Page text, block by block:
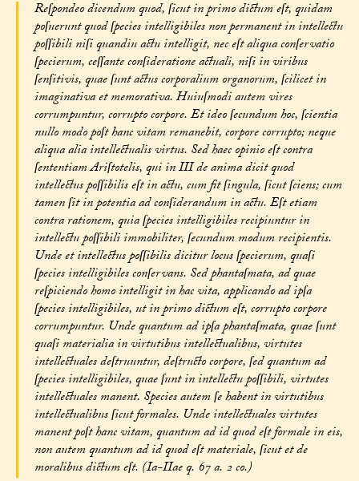
Reſpondeo dicendum quod, ſicut in primo dictum eſt, quidam
poſuerunt quod ſpecies intelligibiles non permanent in intellectu
poſſibili niſi quandiu actu intelligit, nec eſt aliqua conſervatio
ſpecierum, ceſſante conſideratione actuali, niſi in viribus
ſenſitivis, quae ſunt actus corporalium organorum, ſcilicet in
imaginativa et memorativa. Huiuſmodi autem vires
corrumpuntur, corrupto corpore. Et ideo ſecundum hoc, ſcientia
nullo modo poſt hanc vitam remanebit, corpore corrupto; neque
aliqua alia intellectualis virtus. Sed haec opinio eſt contra
ſententiam Ariſtotelis, qui in III de anima dicit quod
intellectus poſſibilis eſt in actu, cum fit ſingula, ſicut ſciens; cum
tamen ſit in potentia ad conſiderandum in actu. Eſt etiam
contra rationem, quia ſpecies intelligibiles recipiuntur in
intellectu poſſibili immobiliter, ſecundum modum recipientis.
Unde et intellectus poſſibilis dicitur locus ſpecierum, quaſi
ſpecies intelligibiles conſervans. Sed phantaſmata, ad quae
reſpiciendo homo intelligit in hac vita, applicando ad ipſa
ſpecies intelligibiles, ut in primo dictum eſt, corrupto corpore
corrumpuntur. Unde quantum ad ipſa phantaſmata, quae ſunt
quaſi materialia in virtutibus intellectualibus, virtutes
intellectuales deſtruuntur, deſtructo corpore, ſed quantum ad
ſpecies intelligibiles, quae ſunt in intellectu poſſibili, virtutes
intellectuales manent. Species autem ſe habent in virtutibus
intellectualibus ſicut formales. Unde intellectuales virtutes
manent poſt hanc vitam, quantum ad id quod eſt formale in eis,
non autem quantum ad id quod eſt materiale, ſicut et de
moralibus dictum eſt. (Ia-IIae q. 67 a. 2 co.)